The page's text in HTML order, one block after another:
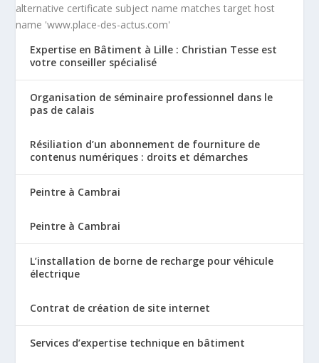
alternative certificate subject name matches target host
name 'www.place-des-actus.com'
Expertise en Bâtiment à Lille : Christian Tesse est
votre conseiller spécialisé
Organisation de séminaire professionnel dans le
pas de calais
Résiliation d’un abonnement de fourniture de
contenus numériques : droits et démarches
Peintre à Cambrai
Peintre à Cambrai
L’installation de borne de recharge pour véhicule
électrique
Contrat de création de site internet
Services d’expertise technique en bâtiment